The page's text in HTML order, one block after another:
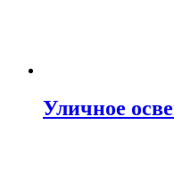
Уличное